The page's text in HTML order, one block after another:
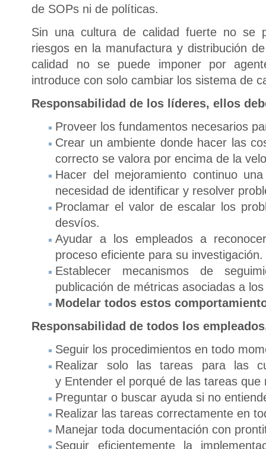
de SOPs ni de políticas.
Sin una cultura de calidad fuerte no se
riesgos en la manufactura y distribución
calidad no se puede imponer por
introduce con solo cambiar los sistema de
Responsabilidad de los líderes, ellos
Proveer los fundamentos necesarios
Crear un ambiente donde hacer las
correcto se valora por encima de la
Hacer del mejoramiento continuo
necesidad de identificar y resolver
Proclamar el valor de escalar los
desvíos.
Ayudar a los empleados a
proceso eficiente para su investigación.
Establecer mecanismos de
publicación de métricas asociadas a
Modelar todos estos
Responsabilidad de todos los
Seguir los procedimientos en todo
Realizar solo las tareas para las
y Entender el porqué de las tareas que
Preguntar o buscar ayuda si no
Realizar las tareas correctamente en
Manejar toda documentación con
Seguir eficientemente la